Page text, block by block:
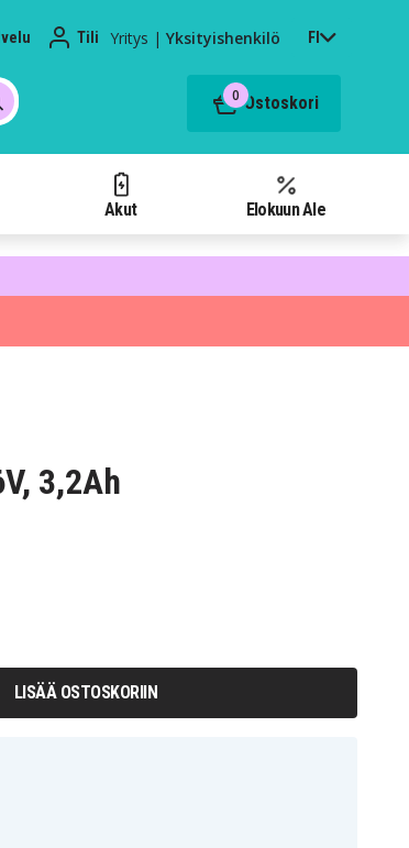
Tili Yritys | Yksityishenkilö FI
0 Ostoskori
Akut Elokuun Ale
3,2Ah
LISÄÄ OSTOSKORIIN